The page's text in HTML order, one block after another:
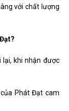
với chất lượng
lại, khi nhận được
Phát Đạt cam